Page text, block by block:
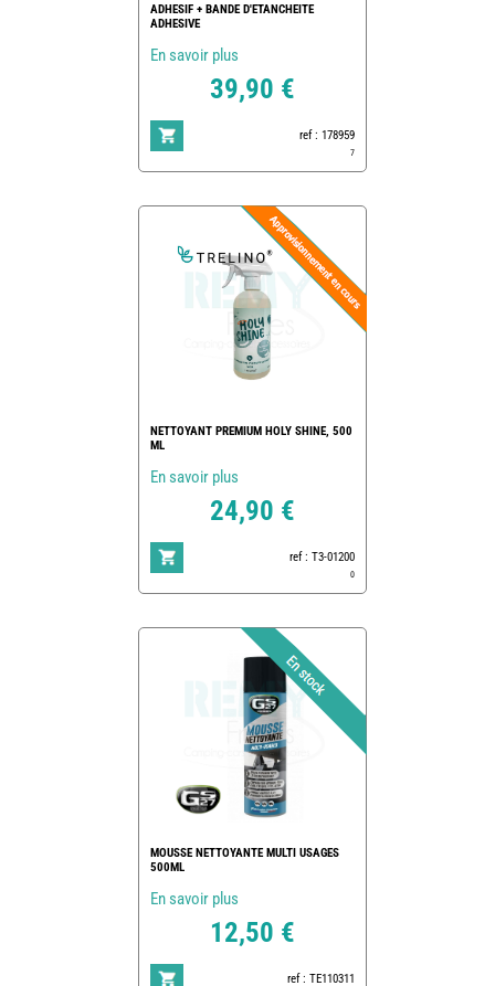
ADHESIF + BANDE D'ETANCHEITE
ADHESIVE
En savoir plus
39,90 €
ref : 178959
7
NETTOYANT PREMIUM HOLY SHINE, 500
ML
En savoir plus
24,90 €
ref : T3-01200
0
MOUSSE NETTOYANTE MULTI USAGES
500ML
En savoir plus
12,50 €
ref : TE110311